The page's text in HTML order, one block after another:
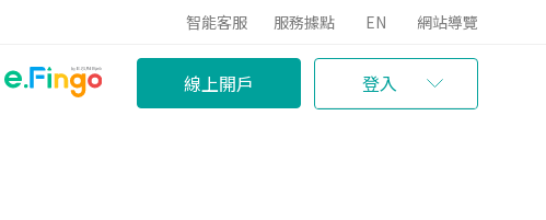
智能客服 服務據點 EN 網站導覽
線上開戶 登入